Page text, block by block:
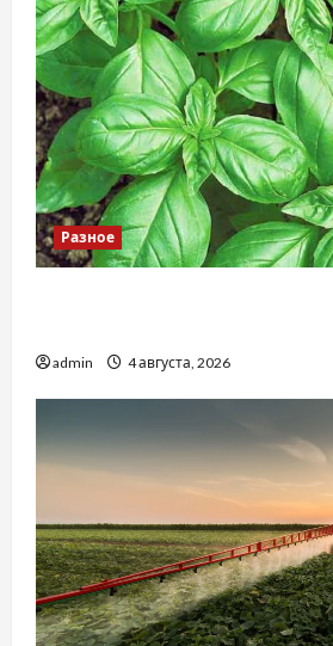
Разное
admin 4 августа, 2026